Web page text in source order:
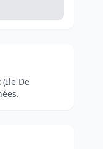
(Ile De